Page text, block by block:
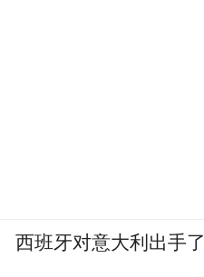
西班牙对意大利出手了